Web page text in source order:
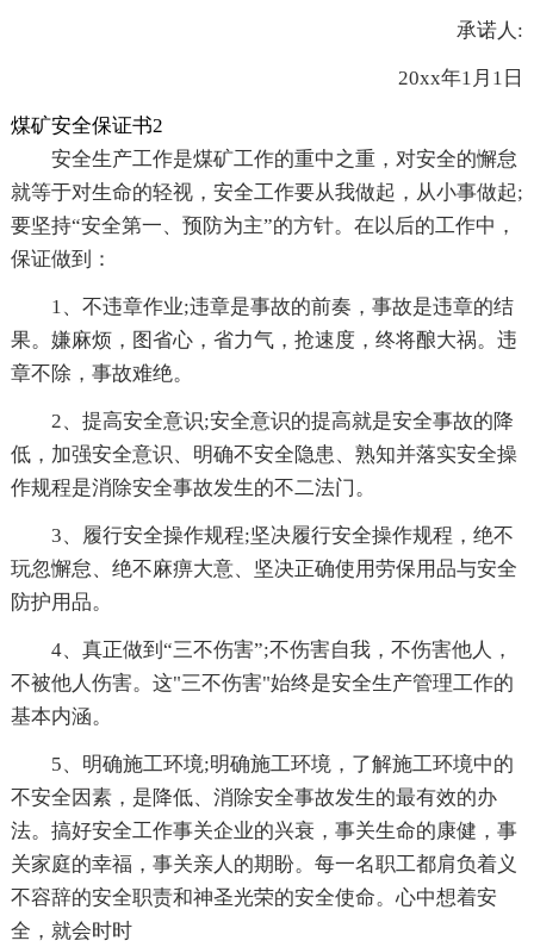
承诺人:
20xx年1月1日
煤矿安全保证书2
安全生产工作是煤矿工作的重中之重，对安全的懈怠
就等于对生命的轻视，安全工作要从我做起，从小事做起;
要坚持“安全第一、预防为主”的方针。在以后的工作中，
保证做到：
1、不违章作业;违章是事故的前奏，事故是违章的结
果。嫌麻烦，图省心，省力气，抢速度，终将酿大祸。违
章不除，事故难绝。
2、提高安全意识;安全意识的提高就是安全事故的降
低，加强安全意识、明确不安全隐患、熟知并落实安全操
作规程是消除安全事故发生的不二法门。
3、履行安全操作规程;坚决履行安全操作规程，绝不
玩忽懈怠、绝不麻痹大意、坚决正确使用劳保用品与安全
防护用品。
4、真正做到“三不伤害”;不伤害自我，不伤害他人，
不被他人伤害。这"三不伤害"始终是安全生产管理工作的
基本内涵。
5、明确施工环境;明确施工环境，了解施工环境中的
不安全因素，是降低、消除安全事故发生的最有效的办
法。搞好安全工作事关企业的兴衰，事关生命的康健，事
关家庭的幸福，事关亲人的期盼。每一名职工都肩负着义
不容辞的安全职责和神圣光荣的安全使命。心中想着安
全，就会时时